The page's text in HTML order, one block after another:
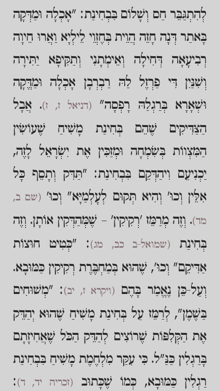
לְהִתְגַּבֵּר חַס וְשָׁלוֹם בִּבְחִינַת: "אָכְלָה וּמַדְּקָה
בָּאתַר דְּנָה חָזֵה הֲוֵית בְּחֶזְוֵי לֵילְיָא וַאֲרוּ חֵיוָה
רְבִיעָאָה דְּחִילָה וְאֵימְתָנִי וְתַקִּיפָא יַתִּירָה
וְשִׁנַּיִן דִּי פַרְזֶל לַהּ רַבְרְבָן אָכְלָה וּמַדֱּקָה
וּשְׁאָרָא בְּרַגְלַהּ רָפְסָה"
(דניאל ז, ז). אֲבָל
הַצַּדִּיקִים שֶׁהֵם בְּחִינַת מָשִׁיחַ שֶׁעוֹשִׂין
הַמִּצְווֹת בְּשִׂמְחָה וּמְזַכִּין אֶת יִשְׂרָאֵל לָזֶה,
יַכְנִיעֵם וִיהַדְּקֵם בִּבְחִינַת: "תַּדִּק וְתָסֵף כָּל
אִלֵּין וְכוּ' וְהִיא תְּקוּם לְעָלְמַיָּא" וְכוּ' (שם ב,
מד). וְזֶה מְרַמֵּז 'רְקִיקִין' – שֶׁמְּהַדְּקִין אוֹתָן. וְזֶה
בְּחִינַת
(שמואל-ב כב, מג): "כְּטִיט חוּצוֹת
אַדִּיקֵם" וְכוּ', שֶׁהוּא בְּמַחְבֶּרֶת רְקִיקִין כַּמּוּבָא.
וְעַל-כֵּן נֶאֱמַר בָּהֶם (ויקרא ז, יב): "מְשׁוּחִים
בַּשֶׁמֶן", לְרַמֵּז עַל בְּחִינַת מָשִׁיחַ שֶׁהוּא יְהַדֵּק
אֶת הַקְּלִפּוֹת שֶׁרוֹצִים לְהַדֵּק הַכֹּל שֶׁאֲחִיזָתָם
בָּרַגְלִין כַּנַּ"ל. כִּי עִקַּר מִלְחֶמֶת מָשִׁיחַ בִּבְחִינַת
רַגְלִין כַּמּוּבָא, כְּמוֹ שֶׁכָּתוּב
(זכריה יד, ד):